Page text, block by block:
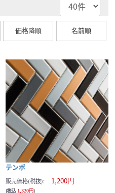
価格降順 名前順
テンポ
販売価格(税抜): 1,200円
(税込1,320円)